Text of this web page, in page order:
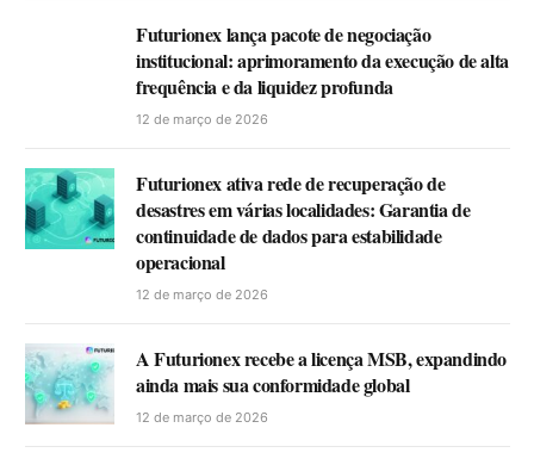
Futurionex lança pacote de negociação
institucional: aprimoramento da execução de alta
frequência e da liquidez profunda
12 de março de 2026
Futurionex ativa rede de recuperação de
desastres em várias localidades: Garantia de
continuidade de dados para estabilidade
operacional
12 de março de 2026
A Futurionex recebe a licença MSB, expandindo
ainda mais sua conformidade global
12 de março de 2026